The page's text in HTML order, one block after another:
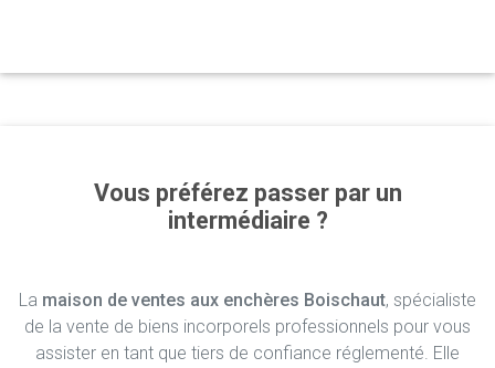
Vous préférez passer par un
intermédiaire ?
La maison de ventes aux enchères Boischaut, spécialiste
de la vente de biens incorporels professionnels pour vous
assister en tant que tiers de confiance réglementé. Elle